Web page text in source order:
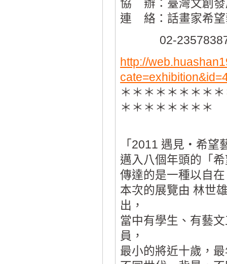
協 辦：臺灣文創發
連 絡：話畫家希望
02-23578387
http://
＊＊＊＊＊＊＊＊
＊＊＊＊＊＊＊＊
「2011 遇見‧希望
邁入八個年頭的「
傳達的是一種以自
本次的展覽由 林世
出，
當中有學生、有藝
員，
最小的將近十歲，